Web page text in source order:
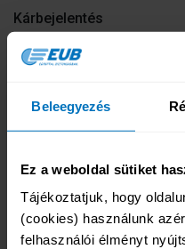
Beleegyezés
Ez a weboldal sütiket
Tájékoztatjuk, hogy
(cookies) használunk
felhasználói élményt
Kárbejelentés
Igénybejelentő
24 órás segítségnyújtás
Termékeink
Tengerparti üdülésre,
Horvátországba,
Városnézésre
Téli sportokra
Búvárkodásra